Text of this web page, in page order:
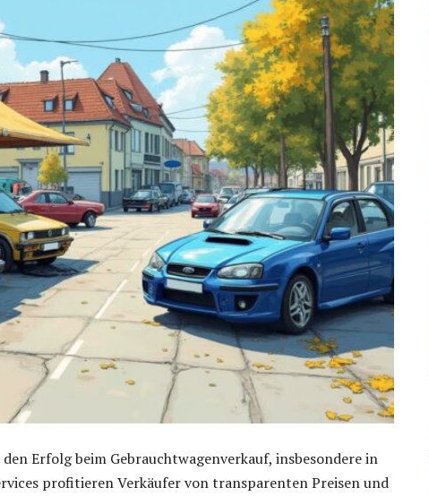
Erfolg beim Gebrauchtwagenverkauf, insbesondere in
profitieren Verkäufer von transparenten Preisen und